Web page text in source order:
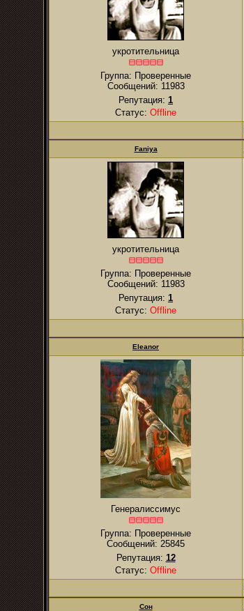
укротительница
Группа: Проверенные
Сообщений: 11983
Репутация: 1
Статус: Offline
Faniya
укротительница
Группа: Проверенные
Сообщений: 11983
Репутация: 1
Статус: Offline
Eleanor
Генералиссимус
Группа: Проверенные
Сообщений: 25845
Репутация: 12
Статус: Offline
Сон